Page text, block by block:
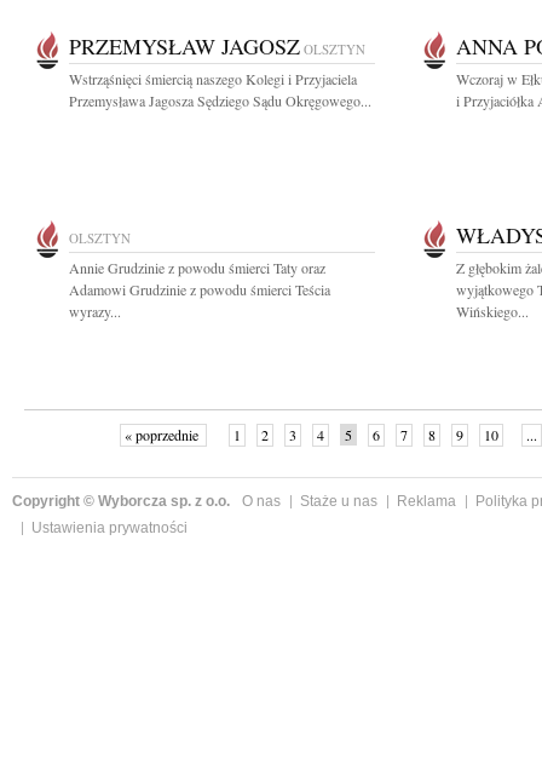
PRZEMYSŁAW JAGOSZ OLSZTYN
Wstrząśnięci śmiercią naszego Kolegi i Przyjaciela
Przemysława Jagosza Sędziego Sądu Okręgowego...
ANNA
Wczoraj w
i Przyjaciółka
OLSZTYN
Annie Grudzinie z powodu śmierci Taty oraz
Adamowi Grudzinie z powodu śmierci Teścia
wyrazy...
Z głębokim
wyjątkowego
Wińskiego...
« poprzednie 1 2 3 4 5 6 7 8 9 10 ...
Copyright © Wyborcza sp. z o.o. O nas Staże u nas Reklama
Polityka
Ustawienia prywatności